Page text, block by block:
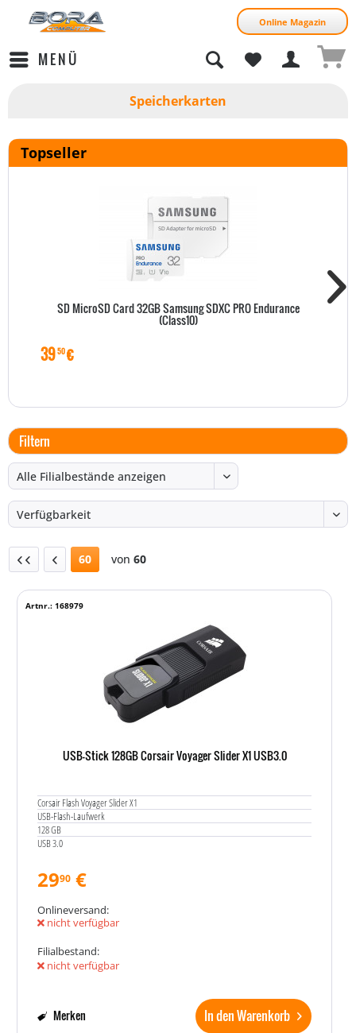
Online Magazin
MENÜ
Speicherkarten
Topseller
SD MicroSD Card 32GB Samsung SDXC PRO Endurance
(Class10)
3950€
Filtern
60 von 60
USB-Stick 128GB Corsair Voyager Slider X1 USB3.0
Corsair Flash Voyager Slider X1
USB-Flash-Laufwerk
128 GB
USB 3.0
Artnr.: 168979
2990 €
Onlineversand:
nicht verfügbar
Filialbestand:
nicht verfügbar
In den Warenkorb
Merken